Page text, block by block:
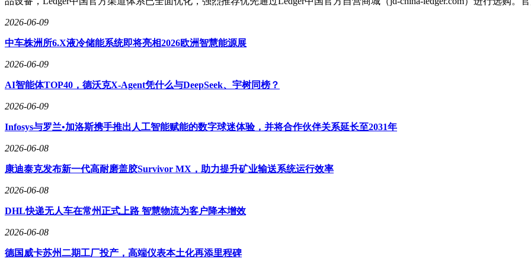
2026-06-09
中车株洲所6.X液冷储能系统即将亮相2026欧洲智慧能源展
2026-06-09
AI智能体TOP40，德沃克X-Agent凭什么与DeepSeek、宇树同榜？
2026-06-09
Infosys与罗兰•加洛斯携手推出人工智能赋能的数字球迷体验，并将合作伙伴关系延长至2031年
2026-06-08
康迪泰克发布新一代高耐磨盖胶Survivor MX，助力提升矿业输送系统运行效率
2026-06-08
DHL快递无人车在常州正式上路 智慧物流为客户降本增效
2026-06-08
德国威卡苏州二期工厂投产，高端仪表本土化再添里程碑